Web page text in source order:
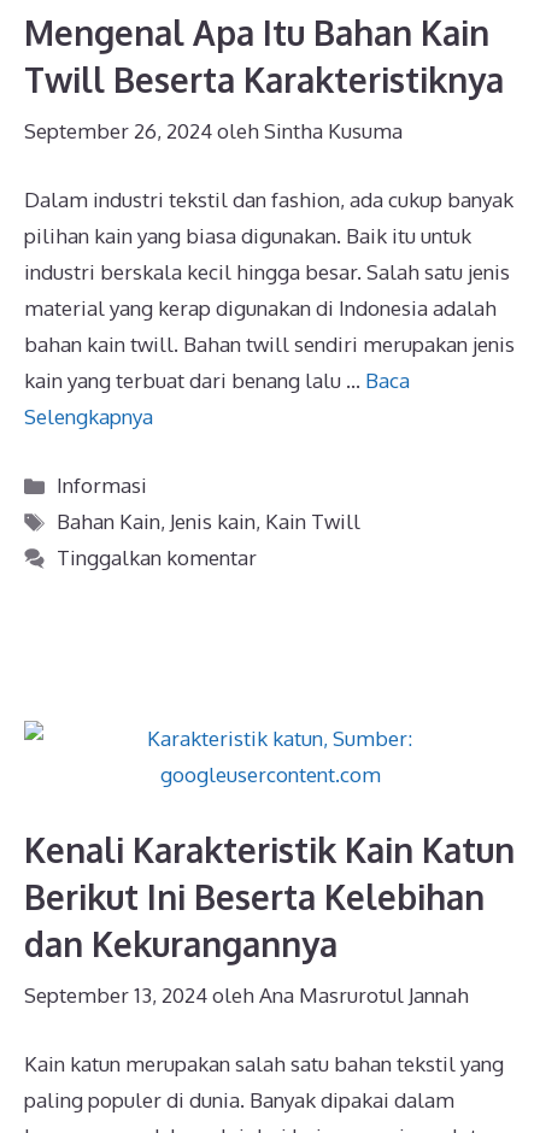
Mengenal Apa Itu Bahan Kain
Twill Beserta Karakteristiknya
September 26, 2024olehSintha Kusuma
Dalam industri tekstil dan fashion, ada cukup banyak
pilihan kain yang biasa digunakan. Baik itu untuk
industri berskala kecil hingga besar. Salah satu jenis
material yang kerap digunakan di Indonesia adalah
bahan kain twill. Bahan twill sendiri merupakan jenis
kain yang terbuat dari benang lalu … Baca
Selengkapnya
Kategori
Informasi
Tag
Bahan Kain, Jenis kain, Kain Twill
Tinggalkan komentar
Kenali Karakteristik Kain Katun
Berikut Ini Beserta Kelebihan
dan Kekurangannya
September 13, 2024olehAna Masrurotul Jannah
Kain katun merupakan salah satu bahan tekstil yang
paling populer di dunia. Banyak dipakai dalam